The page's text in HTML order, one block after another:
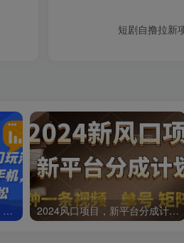
短剧自撸拉新
靠文章阅读信息差冷门玩法，一单十元，轻松做到日入2000+ 2024风口项目，新平台分成计划，两分钟一条视频，单号轻松上手月入9000+